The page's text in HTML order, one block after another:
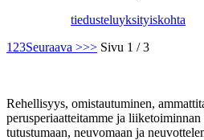
tiedusteluyksityiskohta
1 23Seuraava >>> Sivu 1 / 3
Rehellisyys, omistautuminen,
perusperiaatteitamme ja
tutustumaan, neuvomaan ja